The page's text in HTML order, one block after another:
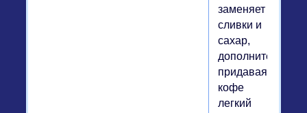
заменяет
сливки и
сахар,
дополнительно
придавая
кофе
легкий